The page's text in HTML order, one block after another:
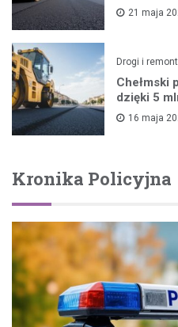
21 maja
Drogi i
Chełmski
dzięki 5
16 maja
Kronika Policyjna